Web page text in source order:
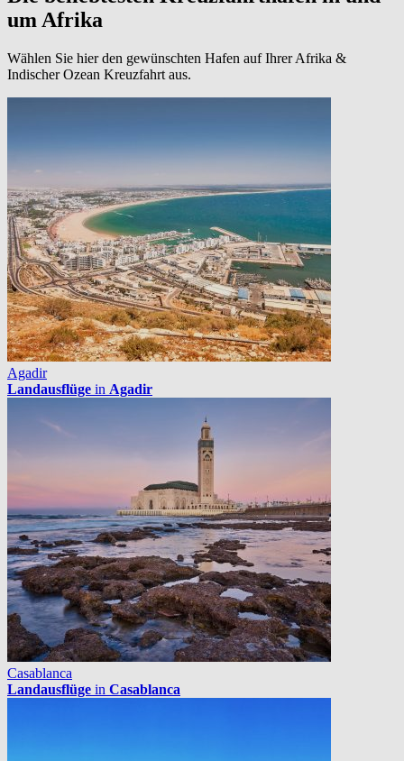
um Afrika
Wählen Sie hier den gewünschten Hafen auf Ihrer Afrika &
Indischer Ozean Kreuzfahrt aus.
Agadir
Landausflüge in Agadir
Casablanca
Landausflüge in Casablanca